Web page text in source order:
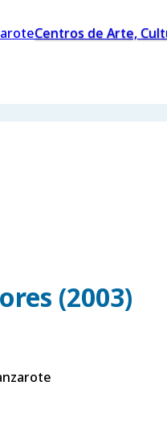
Centros de Arte,
(2003)